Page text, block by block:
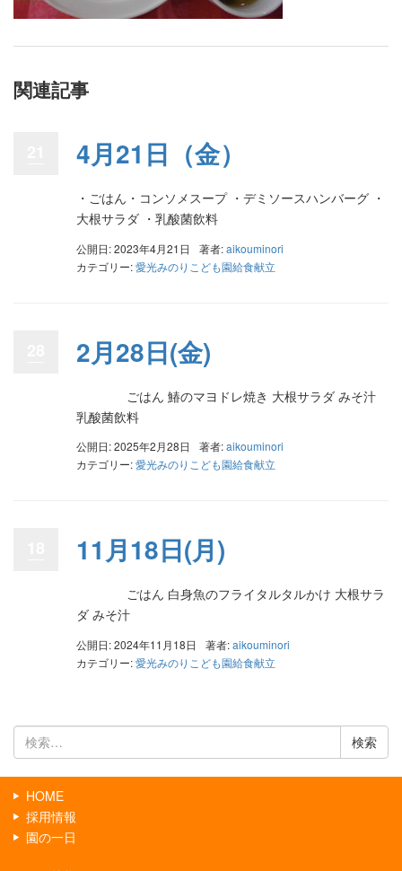
関連記事
4月21日（金）
・ごはん・コンソメスープ ・デミソースハンバーグ ・
大根サラダ ・乳酸菌飲料
公開日: 2023年4月21日 著者:aikouminori
カテゴリー:愛光みのりこども園給食献立
2月28日(金)
ごはん 鰆のマヨドレ焼き 大根サラダ みそ汁
乳酸菌飲料
公開日: 2025年2月28日 著者:aikouminori
カテゴリー:愛光みのりこども園給食献立
11月18日(月)
ごはん 白身魚のフライタルタルかけ 大根サラ
ダ みそ汁
公開日: 2024年11月18日 著者:aikouminori
カテゴリー:愛光みのりこども園給食献立
検
索:
HOME
採用情報
園の一日